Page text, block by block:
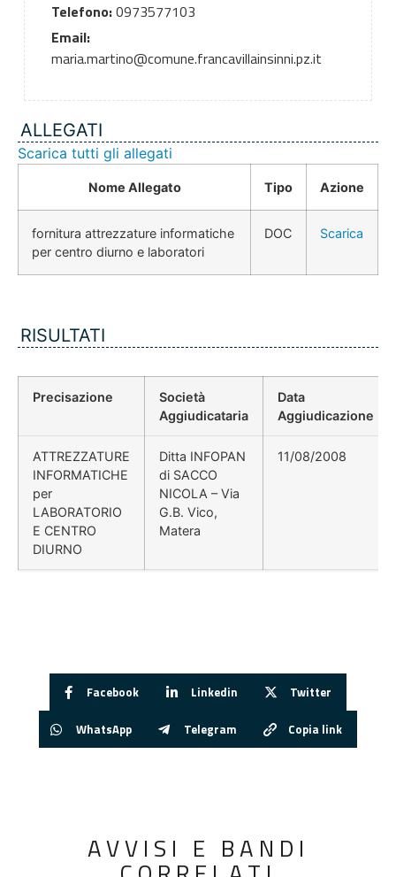
Telefono:0973577103
Email:
maria.martino@comune.francavillainsinni.pz.it
ALLEGATI
Scarica tutti gli allegati
Nome Allegato Tipo Azione
fornitura attrezzature informatiche
per centro diurno e laboratori
DOC Scarica
RISULTATI
Precisazione
Società
Aggiudicataria
Data
Aggiudicazione
ATTREZZATURE
INFORMATICHE
per
LABORATORIO
E CENTRO
DIURNO
Ditta INFOPAN
di SACCO
NICOLA – Via
G.B. Vico,
Matera
11/08/2008
Facebook Linkedin Twitter
WhatsApp Telegram Copia link
AVVISI E BANDI